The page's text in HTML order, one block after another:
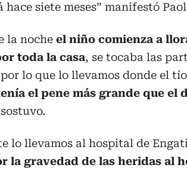
hace siete meses” manifestó
la noche el niño comienza a
toda la casa, se tocaba las
lo que lo llevamos donde el
el pene más grande que el
sostuvo.
lo llevamos al hospital de
la gravedad de las heridas al